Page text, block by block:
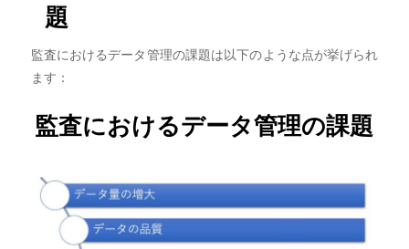
題
監査におけるデータ管理の課題は以下のような点が挙げられ
ます：
監査におけるデータ管理の課題